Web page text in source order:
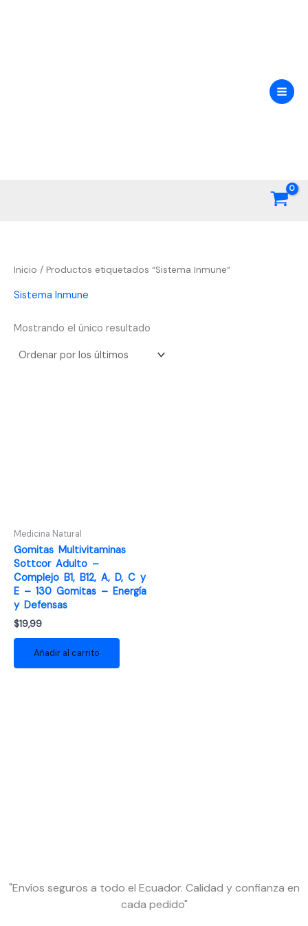
Inicio / Productos etiquetados “Sistema Inmune”
Sistema Inmune
Mostrando el único resultado
Medicina Natural
Gomitas Multivitaminas
Sottcor Adulto –
Complejo B1, B12, A, D, C y
E – 130 Gomitas – Energía
y Defensas
$19,99
Añadir al carrito
"Envíos seguros a todo el Ecuador. Calidad y confianza en
cada pedido"